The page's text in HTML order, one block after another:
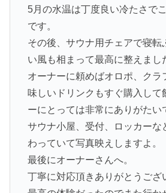
5月の水温は丁度良い冷たさで
です。
その後、サウナ用チェアで寝転
い風も相まって最高に整えまし
オーナーに頼めばオロポ、クラ
味しいドリンクもすぐ購入して
ーにとっては非常にありがたい
サウナ小屋、受付、ロッカーな
わっていて写真映えしますよ。
最後にオーナーさんへ。
丁寧に対応頂きありがとうござ